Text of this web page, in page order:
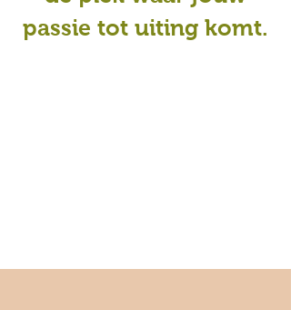
passie tot uiting komt.